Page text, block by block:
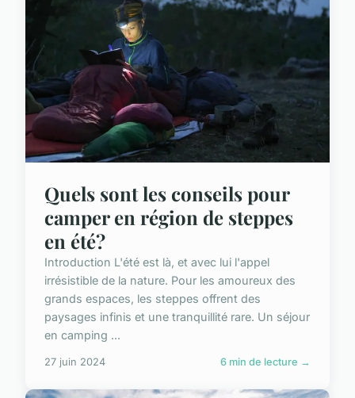
Quels sont les conseils pour
camper en région de steppes
en été?
Introduction L'été est là, et avec lui l'appel
irrésistible de la nature. Pour les amoureux des
grands espaces, les steppes offrent des
paysages infinis et une tranquillité rare. Un séjour
en camping ...
27 juin 2024 6 min de lecture →